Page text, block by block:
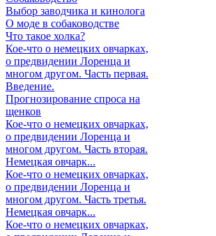
Выбор заводчика и кинолога
О моде в собаководстве
Что такое холка?
Кое-что о немецких овчарках,
о предвидении Лоренца и
многом другом. Часть первая.
Введение.
Прогнозирование спроса на
щенков
Кое-что о немецких овчарках,
о предвидении Лоренца и
многом другом. Часть вторая.
Немецкая овчарк...
Кое-что о немецких овчарках,
о предвидении Лоренца и
многом другом. Часть третья.
Немецкая овчарк...
Кое-что о немецких овчарках,